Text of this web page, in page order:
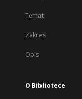
Temat
Zakres
Opis
O Bibliotece